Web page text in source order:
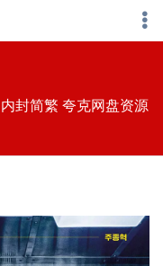
封简繁 夸克网盘资源